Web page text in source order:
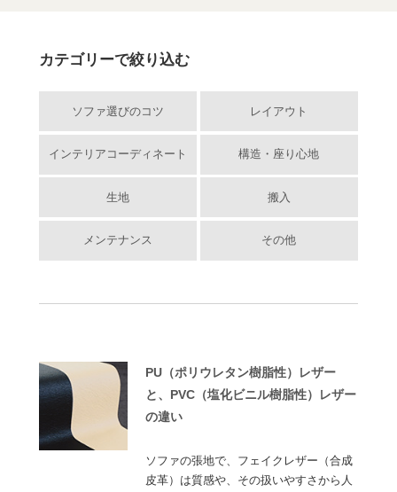
カテゴリーで絞り込む
ソファ選びのコツ レイアウト
インテリアコーディネート 構造・座り心地
生地 搬入
メンテナンス その他
PU（ポリウレタン樹脂性）レザー
と、PVC（塩化ビニル樹脂性）レザー
の違い
ソファの張地で、フェイクレザー（合成
皮革）は質感や、その扱いやすさから人